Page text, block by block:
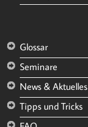
Glossar
Seminare
News & Aktuelles
Tipps und Tricks